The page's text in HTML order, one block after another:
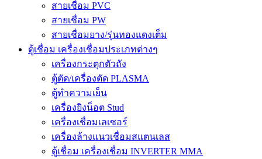
สายเชื่อม PVC
สายเชื่อม PW
สายเชื่อมยาง/รุ่นทองแดงเต็ม
ตู้เชื่อม เครื่องเชื่อมประเภทต่างๆ
เครื่องกระตุกตัวถัง
ตู้ตัด/เครื่องตัด PLASMA
ตู้ทำความเย็น
เครื่องยิงน็อต Stud
เครื่องเชื่อมเลเซอร์
เครื่องล้างแนวเชื่อมสแตนเลส
ตู้เชื่อม เครื่องเชื่อม INVERTER MMA